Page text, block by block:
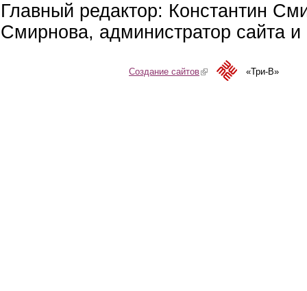
Главный редактор: Константин
Смирнова, администратор сайта
Создание сайтов(link is external)«Три-В»